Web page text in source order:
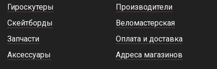
Гироскутеры
Скейтборды
Запчасти
Аксессуары
Производители
Веломастерская
Оплата и доставка
Адреса магазинов